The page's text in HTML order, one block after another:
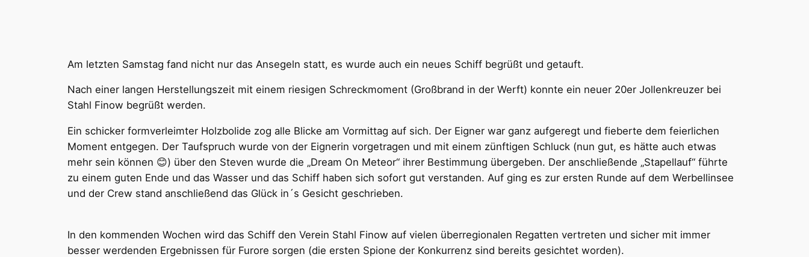
Am letzten Samstag fand nicht nur das Ansegeln statt, es wurde auch ein neues Schiff begrüßt und getauft.
Nach einer langen Herstellungszeit mit einem riesigen Schreckmoment (Großbrand in der Werft) konnte ein neuer 20er Jollenkreuzer bei
Stahl Finow begrüßt werden.
Ein schicker formverleimter Holzbolide zog alle Blicke am Vormittag auf sich. Der Eigner war ganz aufgeregt und fieberte dem feierlichen
Moment entgegen. Der Taufspruch wurde von der Eignerin vorgetragen und mit einem zünftigen Schluck (nun gut, es hätte auch etwas
mehr sein können 😊) über den Steven wurde die „Dream On Meteor“ ihrer Bestimmung übergeben. Der anschließende „Stapellauf“ führte
zu einem guten Ende und das Wasser und das Schiff haben sich sofort gut verstanden. Auf ging es zur ersten Runde auf dem Werbellinsee
und der Crew stand anschließend das Glück in´s Gesicht geschrieben.
In den kommenden Wochen wird das Schiff den Verein Stahl Finow auf vielen überregionalen Regatten vertreten und sicher mit immer
besser werdenden Ergebnissen für Furore sorgen (die ersten Spione der Konkurrenz sind bereits gesichtet worden).